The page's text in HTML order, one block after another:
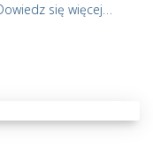
się więcej…